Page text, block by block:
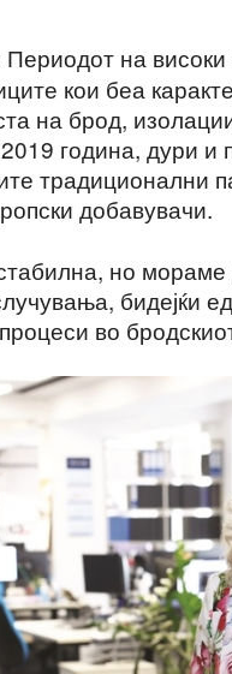
Периодот на
кои беа
на брод,
година, дури
традиционални
добавувачи.
но
бидејќи
во